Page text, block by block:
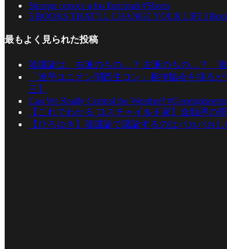
Strange conoce a los Iluminati #Shorts
5 BOOKS THAT’LL CHANGE YOUR LIFE | Book
最もよく見られた投稿
陰謀論は、右派のもの…？ 左派のもの…？ 陰
「連帯ユニオン関西生コン」相撲協会を揺る
三】
Can We Really Control the Weather?
【これでわかる ロスチャイルド家】金融界の
【ひろゆき】陰謀論で議論するのはバカバカし